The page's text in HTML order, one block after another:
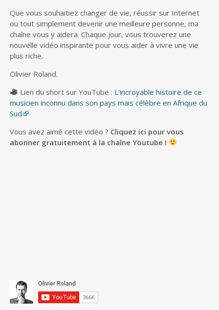
Que vous souhaitiez changer de vie, réussir sur Internet
ou tout simplement devenir une meilleure personne, ma
chaîne vous y aidera. Chaque jour, vous trouverez une
nouvelle vidéo inspirante pour vous aider à vivre une vie
plus riche.
Olivier Roland.
Lien du short sur YouTube : L’incroyable histoire de ce
musicien inconnu dans son pays mais célèbre en Afrique du
Sud
Vous avez aimé cette vidéo ? Cliquez ici pour vous
abonner gratuitement à la chaîne Youtube !